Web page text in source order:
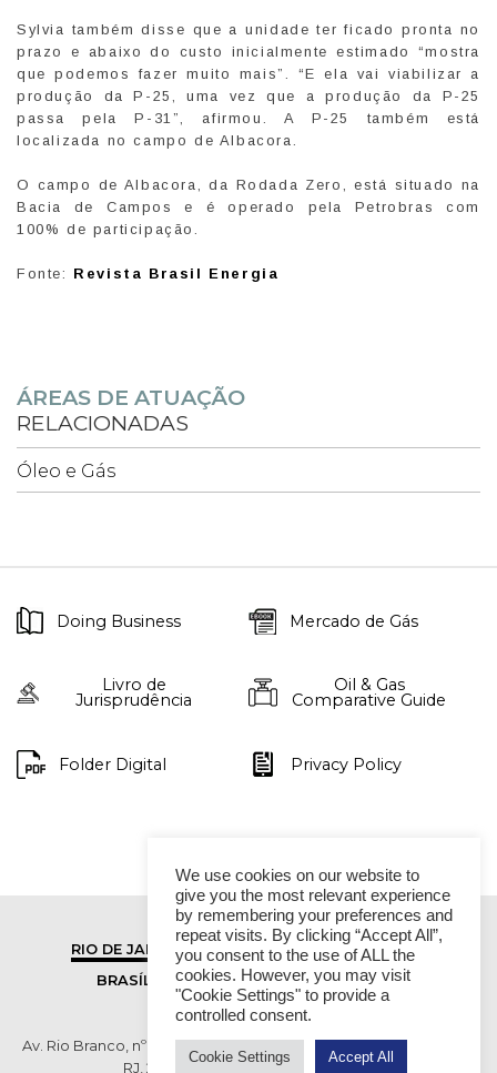
Sylvia também disse que a unidade ter ficado pronta no
prazo e abaixo do custo inicialmente estimado “mostra
que podemos fazer muito mais”. “E ela vai viabilizar a
produção da P-25, uma vez que a produção da P-25
passa pela P-31”, afirmou. A P-25 também está
localizada no campo de Albacora.
O campo de Albacora, da Rodada Zero, está situado na
Bacia de Campos e é operado pela Petrobras com
100% de participação.
Fonte: Revista Brasil Energia
ÁREAS DE ATUAÇÃO
RELACIONADAS
Óleo e Gás
Doing Business Mercado de Gás
Livro de
Jurisprudência
Oil & Gas
Comparative Guide
Folder Digital Privacy Policy
RIO DE JANEIRO
SÃO PAULO
BRASÍLIA
VITÓRIA
Av. Rio Branco, nº 01, 14º andar - Ed. RB1- Centro, Rio de Janeiro -
RJ, 20090-003 TEL (55 21) 2276 6200
We use cookies on our website to
give you the most relevant experience
by remembering your preferences and
repeat visits. By clicking “Accept All”,
you consent to the use of ALL the
cookies. However, you may visit
"Cookie Settings" to provide a
controlled consent.
Cookie Settings Accept All